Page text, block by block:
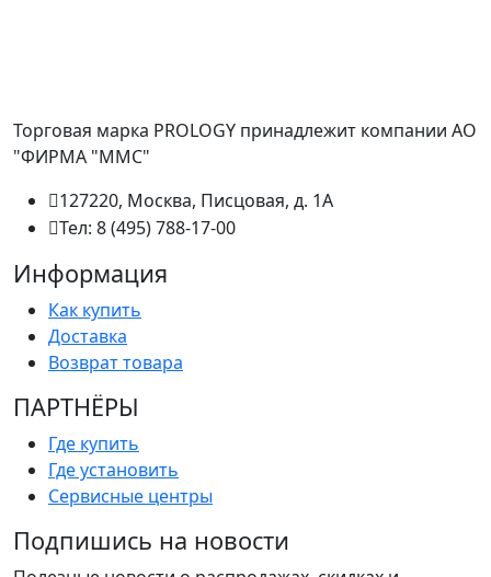
Торговая марка PROLOGY принадлежит компании АО
"ФИРМА "ММС"
127220, Москва, Писцовая, д. 1А
Тел: 8 (495) 788-17-00
Информация
Как купить
Доставка
Возврат товара
ПАРТНËРЫ
Где купить
Где установить
Сервисные центры
Подпишись на новости